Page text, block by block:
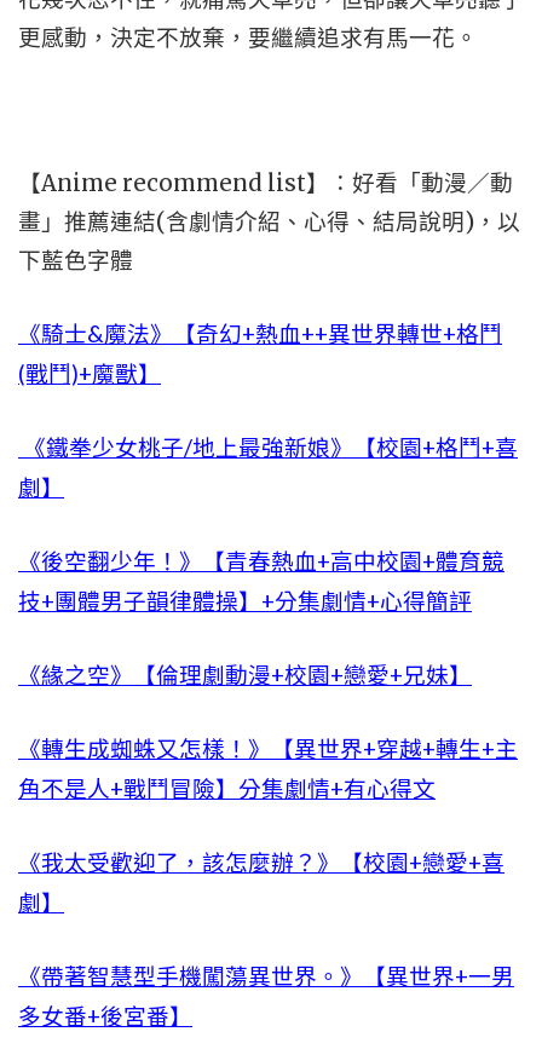
更感動，決定不放棄，要繼續追求有馬一花。
【Anime recommend list】：好看「動漫／動
畫」推薦連結(含劇情介紹、心得、結局說明)，以
下藍色字體
《騎士&魔法》【奇幻+熱血++異世界轉世+格鬥
(戰鬥)+魔獸】
《鐵拳少女桃子/地上最強新娘》【校園+格鬥+喜
劇】
《後空翻少年！》【青春熱血+高中校園+體育競
技+團體男子韻律體操】+分集劇情+心得簡評
《緣之空》【倫理劇動漫+校園+戀愛+兄妹】
《轉生成蜘蛛又怎樣！》【異世界+穿越+轉生+主
角不是人+戰鬥冒險】分集劇情+有心得文
《我太受歡迎了，該怎麼辦？》【校園+戀愛+喜
劇】
《帶著智慧型手機闖蕩異世界。》【異世界+一男
多女番+後宮番】